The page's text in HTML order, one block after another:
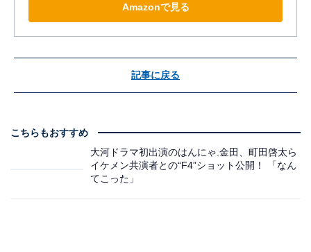
Amazonで見る
記事に戻る
こちらもおすすめ
大河ドラマ初出演のはんにゃ.金田、町田啓太ら
イケメン共演者との“F4”ショット公開！ 「なん
てこった」